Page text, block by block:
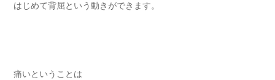
はじめて背屈という動きができます。
痛いということは